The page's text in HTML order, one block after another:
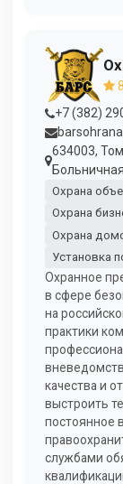
+7 (382)
634003,
Охрана
Охрана
Охрана
Установка
Охранное
в сфере
на
практики
качества и
выстроить
постоянное
службами